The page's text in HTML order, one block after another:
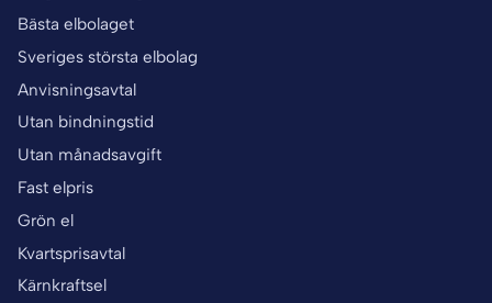
Bästa elbolaget
Sveriges största elbolag
Anvisningsavtal
Utan bindningstid
Utan månadsavgift
Fast elpris
Grön el
Kvartsprisavtal
Kärnkraftsel